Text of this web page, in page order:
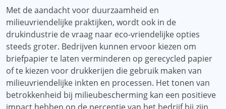
Met de aandacht voor duurzaamheid en
milieuvriendelijke praktijken, wordt ook in de
drukindustrie de vraag naar eco-vriendelijke opties
steeds groter. Bedrijven kunnen ervoor kiezen om
briefpapier te laten verminderen op gerecycled papier
of te kiezen voor drukkerijen die gebruik maken van
milieuvriendelijke inkten en processen. Het tonen van
betrokkenheid bij milieubescherming kan een positieve